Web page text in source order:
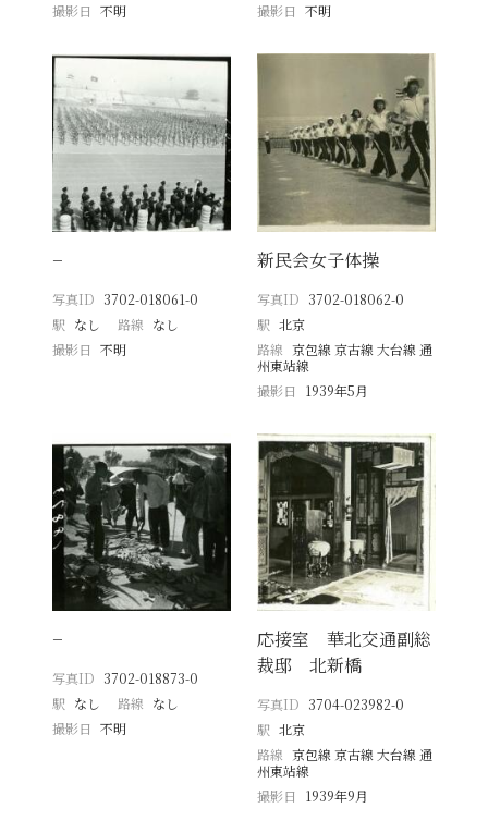
撮影日
不明
撮影日 不明
−
写真ID 3702-018061-0
駅 なし 路線 なし
撮影日
不明
新民会女子体操
写真ID 3702-018062-0
駅 北京
路線 京包線 京古線 大台線 通
州東站線
撮影日
1939年5月
−
写真ID 3702-018873-0
駅 なし 路線 なし
撮影日
不明
応接室 華北交通副総
裁邸 北新橋
写真ID 3704-023982-0
駅 北京
路線 京包線 京古線 大台線 通
州東站線
撮影日
1939年9月